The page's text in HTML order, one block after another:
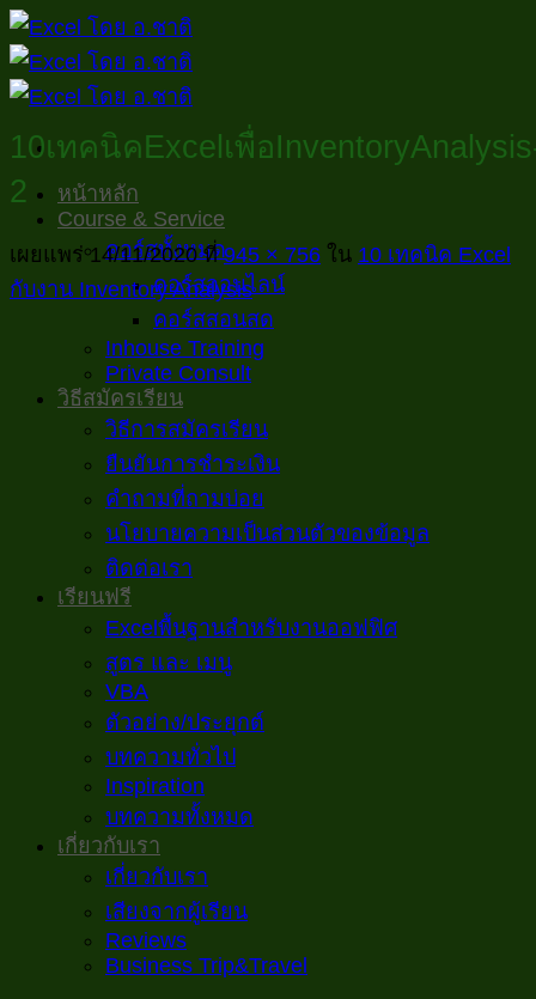
ข้าม
ไป
ยัง
เนื้อหา
หน้าหลัก
Course & Service
คอร์สทั้งหมด
คอร์สออนไลน์
คอร์สสอนสด
Inhouse Training
Private Consult
วิธีสมัครเรียน
วิธีการสมัครเรียน
ยืนยันการชำระเงิน
คำถามที่ถามบ่อย
นโยบายความเป็นส่วนตัวของข้อมูล
ติดต่อเรา
เรียนฟรี
Excelพื้นฐานสำหรับงานออฟฟิศ
สูตร และ เมนู
VBA
ตัวอย่าง/ประยุกต์
บทความทั่วไป
Inspiration
บทความทั้งหมด
เกี่ยวกับเรา
เกี่ยวกับเรา
เสียงจากผู้เรียน
Reviews
Business Trip&Travel
10เทคนิคExcelเพื่อ
2
เผยแพร่14/11/2020ที่945 × 756 ใน 10 เทคนิค Excel
กับงาน Inventory Analysis